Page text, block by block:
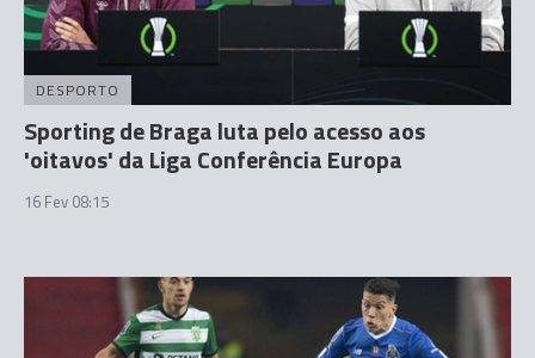
DESPORTO
Sporting de Braga luta pelo acesso aos
'oitavos' da Liga Conferência Europa
16 Fev 08:15